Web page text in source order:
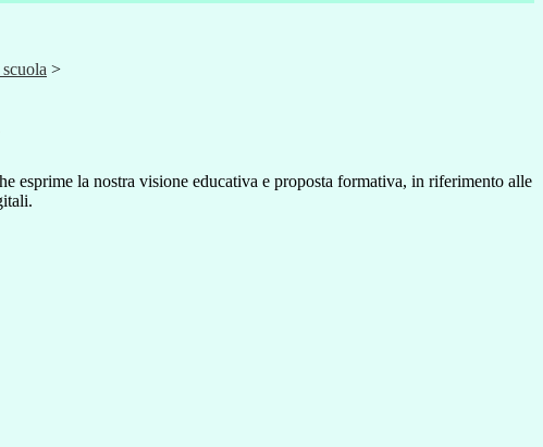
>
esprime la nostra visione educativa e proposta formativa, in riferimento alle